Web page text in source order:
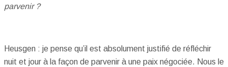
parvenir ?
Heusgen : je pense qu’il est absolument justifié de réfléchir
nuit et jour à la façon de parvenir à une paix négociée. Nous le